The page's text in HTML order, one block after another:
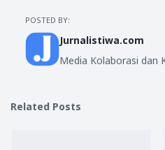
POSTED BY:
Jurnalistiwa.com
Media Kolaborasi dan
Related Posts